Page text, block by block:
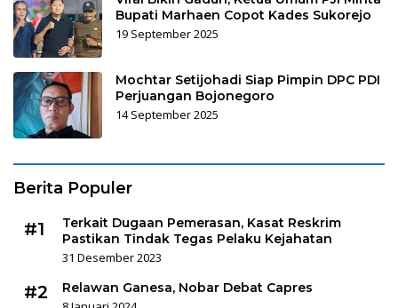
Bupati Marhaen Copot Kades Sukorejo
19 September 2025
Mochtar Setijohadi Siap Pimpin DPC PDI
Perjuangan Bojonegoro
14 September 2025
Berita Populer
#1
Terkait Dugaan Pemerasan, Kasat Reskrim
Pastikan Tindak Tegas Pelaku Kejahatan
31 Desember 2023
#2
Relawan Ganesa, Nobar Debat Capres